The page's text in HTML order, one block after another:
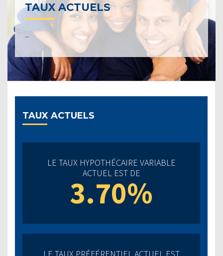
TAUX ACTUELS
–
TAUX ACTUELS
LE TAUX HYPOTHÉCAIRE VARIABLE
ACTUEL EST DE
3.70%
LE TAUX PRÉFÉRENTIEL ACTUEL EST